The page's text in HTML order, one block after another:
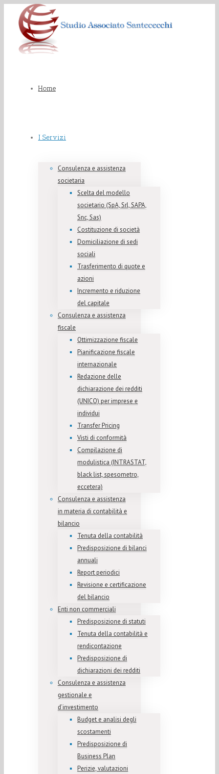
Home
I Servizi
Consulenza e assistenza
societaria
Scelta del modello
societario (SpA, Srl, SAPA,
Snc, Sas)
Costituzione di società
Domiciliazione di sedi
sociali
Trasferimento di quote e
azioni
Incremento e riduzione
del capitale
Consulenza e assistenza
fiscale
Ottimizzazione fiscale
Pianificazione fiscale
internazionale
Redazione delle
dichiarazione dei redditi
(UNICO) per imprese e
individui
Transfer Pricing
Visti di conformità
Compilazione di
modulistica (INTRASTAT,
black list, spesometro,
eccetera)
Consulenza e assistenza
in materia di contabilità e
bilancio
Tenuta della contabilità
Predisposizione di bilanci
annuali
Report periodici
Revisione e certificazione
del bilancio
Enti non commerciali
Predisposizione di statuti
Tenuta della contabilità e
rendicontazione
Predisposizione di
dichiarazioni dei redditi
Consulenza e assistenza
gestionale e
d’investimento
Budget e analisi degli
scostamenti
Predisposizione di
Business Plan
Perizie, valutazioni